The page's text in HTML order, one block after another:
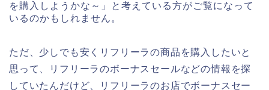
を購入しようかな～」と考えている方がご覧になって
いるのかもしれません。
ただ、少しでも安くリフリーラの商品を購入したいと
思って、リフリーラのボーナスセールなどの情報を探
していたんだけど、リフリーラのお店でボーナスセー